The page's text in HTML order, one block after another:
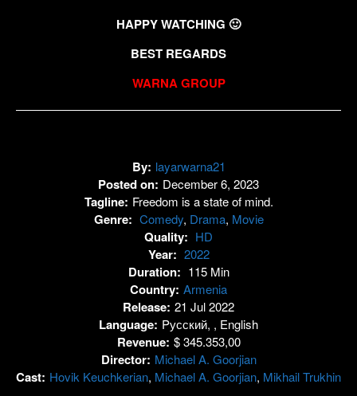
HAPPY WATCHING 🙂
BEST REGARDS
WARNA GROUP
By: layarwarna21
Posted on: December 6, 2023
Tagline: Freedom is a state of mind.
Genre: Comedy, Drama, Movie
Quality: HD
Year: 2022
Duration: 115 Min
Country: Armenia
Release: 21 Jul 2022
Language: Pусский, , English
Revenue: $ 345.353,00
Director: Michael A. Goorjian
Cast: Hovik Keuchkerian, Michael A. Goorjian, Mikhail Trukhin